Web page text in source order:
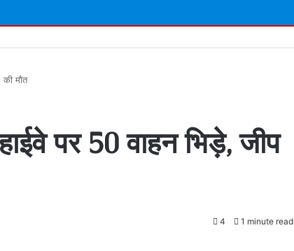
मौत
पर 50 वाहन भिड़े, जीप
4 1 minute read